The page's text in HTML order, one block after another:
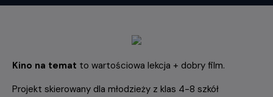
Kino na temat to wartościowa lekcja + dobry film.
Projekt skierowany dla młodzieży z klas 4-8 szkół